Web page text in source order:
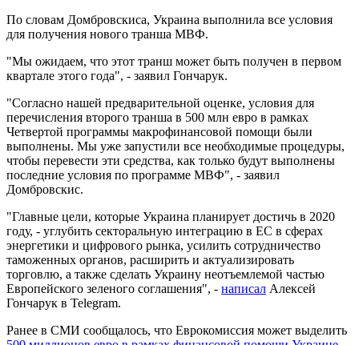
По словам Домбровскиса, Украина выполнила все условия
для получения нового транша МВФ.
"Мы ожидаем, что этот транш может быть получен в первом
квартале этого года", - заявил Гончарук.
"Согласно нашей предварительной оценке, условия для
перечисления второго транша в 500 млн евро в рамках
Четвертой программы макрофинансовой помощи были
выполнены. Мы уже запустили все необходимые процедуры,
чтобы перевести эти средства, как только будут выполнены
последние условия по программе МВФ", - заявил
Домбровскис.
"Главные цели, которые Украина планирует достичь в 2020
году, - углубить секторальную интеграцию в ЕС в сферах
энергетики и цифрового рынка, усилить сотрудничество
таможенных органов, расширить и актуализировать
торговлю, а также сделать Украину неотъемлемой частью
Европейского зеленого соглашения", - написал Алексей
Гончарук в Telegram.
Ранее в СМИ сообщалось, что Еврокомиссия может выделить